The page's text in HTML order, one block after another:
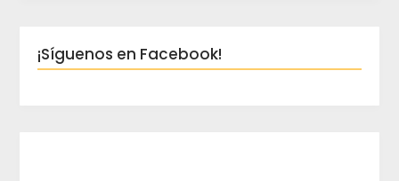
¡Síguenos en Facebook!